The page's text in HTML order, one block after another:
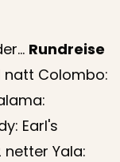
Rundreise
natt Colombo:
Earl's
netter Yala: